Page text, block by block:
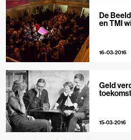
De
en TMI
16-03-2016
Geld
15-03-2016